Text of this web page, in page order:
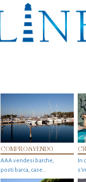
COMPRO&VENDO
AAA vendesi barche,
posti barca, case…
In